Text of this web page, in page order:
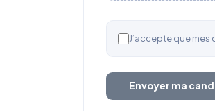
J’accepte que
Envoyer ma